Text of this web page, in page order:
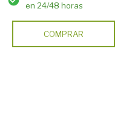
en 24/48 horas
COMPRAR